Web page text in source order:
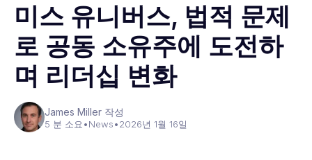
미스 유니버스, 법적 문제
로 공동 소유주에 도전하
며 리더십 변화
James Miller 작성
5 분 소요 •News•2026년 1월 16일